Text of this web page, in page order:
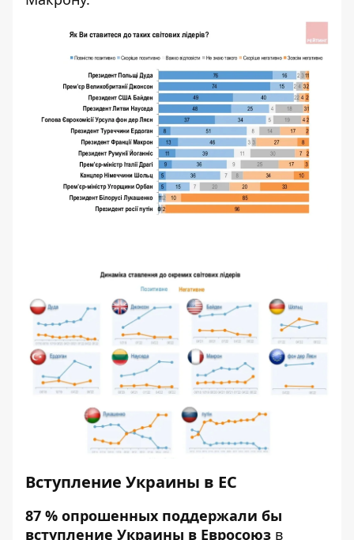
Вступление Украины в ЕС
87 % опрошенных поддержали бы
вступление Украины в Евросоюз в